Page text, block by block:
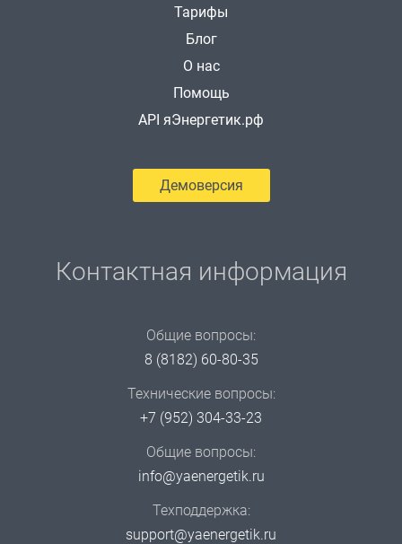
Тарифы
Блог
О нас
Помощь
API яЭнергетик.рф
Демоверсия
Контактная информация
Общие вопросы:
8 (8182) 60-80-35
Технические вопросы:
+7 (952) 304-33-23
Общие вопросы:
info@yaenergetik.ru
Техподдержка:
support@yaenergetik.ru